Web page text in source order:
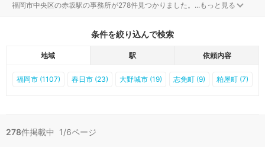
福岡市中央区の赤坂駅の事務所が278件見つかりました。 ...もっと見る
条件を絞り込んで検索
地域 駅 依頼内容
福岡市 (1107) 春日市 (23) 大野城市 (19) 志免町 (9) 粕屋町 (7)
278件掲載中 1/6ページ